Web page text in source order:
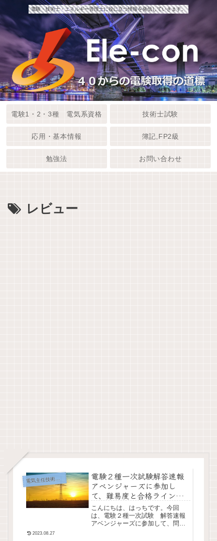
電験・技術士・エネルギー管理士に役に立つ情報を発信していきます。
電験1・2・3種 電気系資格 技術士試験
応用・基本情報 簿記,FP2級
勉強法 お問い合わせ
レビュー
電 気主任技術者試験（電験）
電験２種一次試験解答速報
アベンジャーズに参加し
て、難易度と合格ライン予
想
こんにちは、はっちです。今回
は、電験２種一次試験 解答速報
アベンジャーズに参加して、問題
2023.08.27